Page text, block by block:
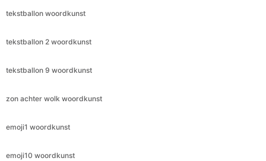
tekstballon woordkunst
tekstballon 2 woordkunst
tekstballon 9 woordkunst
zon achter wolk woordkunst
emoji1 woordkunst
emoji10 woordkunst